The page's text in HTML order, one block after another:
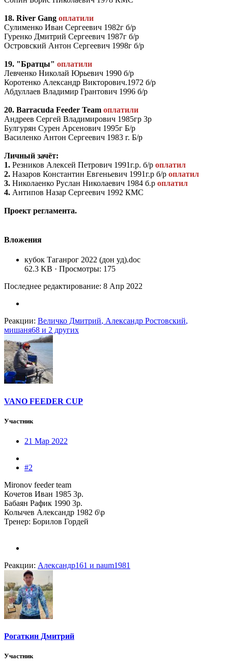
18. River Gang оплатили
Сулименко Иван Сергеевич 1982г б/р
Гуренко Дмитрий Сергеевич 1987г б/р
Островский Антон Сергеевич 1998г б/р
19. "Братцы" оплатили
Левченко Николай Юрьевич 1990 б/р
Коротенко Александр Викторович.1972 б/р
Абдуллаев Владимир Грантович 1996 б/р
20. Barracuda Feeder Team оплатили
Андреев Сергей Владимирович 1985гр 3р
Булгурян Сурен Арсенович 1995г Б/р
Василенко Антон Сергеевич 1983 г. Б/р
Личный зачёт:
1. Резников Алексей Петрович 1991г.р. б/р оплатил
2. Назаров Константин Евгеньевич 1991г.р б/р оплатил
3. Николаенко Руслан Николаевич 1984 б.р оплатил
4. Антипов Назар Сергеевич 1992 КМС
Проект регламента.
Вложения
кубок Таганрог 2022 (дон уд).doc
62.3 KB · Просмотры: 175
Последнее редактирование: 8 Апр 2022
Реакции: Величко Дмитрий, Александр Ростовский,
мишаня68 и 2 других
VANO FEEDER CUP
Участник
21 Мар 2022
#2
Mironov feeder team
Кочетов Иван 1985 3р.
Бабаян Рафик 1990 3р.
Колычев Александр 1982 б\р
Тренер: Борилов Гордей
Реакции: Александр161 и naum1981
Рогаткин Дмитрий
Участник